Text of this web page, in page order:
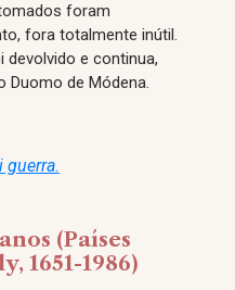
foram
fora totalmente inútil.
devolvido e continua,
Duomo de Módena.
guerra.
(Países
1651-1986)